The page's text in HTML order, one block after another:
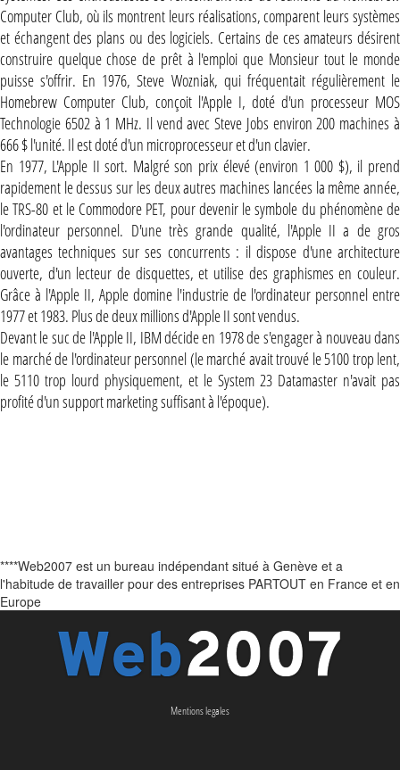
Computer Club, où ils montrent leurs réalisations, comparent leurs systèmes
et échangent des plans ou des logiciels. Certains de ces amateurs désirent
construire quelque chose de prêt à l'emploi que Monsieur tout le monde
puisse s'offrir. En 1976, Steve Wozniak, qui fréquentait régulièrement le
Homebrew Computer Club, conçoit l'Apple I, doté d'un processeur MOS
Technologie 6502 à 1 MHz. Il vend avec Steve Jobs environ 200 machines à
666 $ l'unité. Il est doté d'un microprocesseur et d'un clavier.
En 1977, L'Apple II sort. Malgré son prix élevé (environ 1 000 $), il prend
rapidement le dessus sur les deux autres machines lancées la même année,
le TRS-80 et le Commodore PET, pour devenir le symbole du phénomène de
l'ordinateur personnel. D'une très grande qualité, l'Apple II a de gros
avantages techniques sur ses concurrents : il dispose d'une architecture
ouverte, d'un lecteur de disquettes, et utilise des graphismes en couleur.
Grâce à l'Apple II, Apple domine l'industrie de l'ordinateur personnel entre
1977 et 1983. Plus de deux millions d'Apple II sont vendus.
Devant le suc de l'Apple II, IBM décide en 1978 de s'engager à nouveau dans
le marché de l'ordinateur personnel (le marché avait trouvé le 5100 trop lent,
le 5110 trop lourd physiquement, et le System 23 Datamaster n'avait pas
profité d'un support marketing suffisant à l'époque).
****Web2007 est un bureau indépendant situé à Genève et a
l'habitude de travailler pour des entreprises PARTOUT en France et en
Europe
Mentions legales